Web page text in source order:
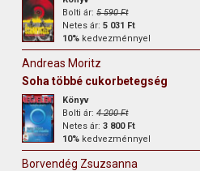
Bolti ár:5 590 Ft
Netes ár:5 031 Ft
10% kedvezménnyel
Andreas Moritz
Soha többé cukorbetegség
Könyv
Bolti ár:4 200 Ft
Netes ár:3 800 Ft
10% kedvezménnyel
Borvendég Zsuzsanna